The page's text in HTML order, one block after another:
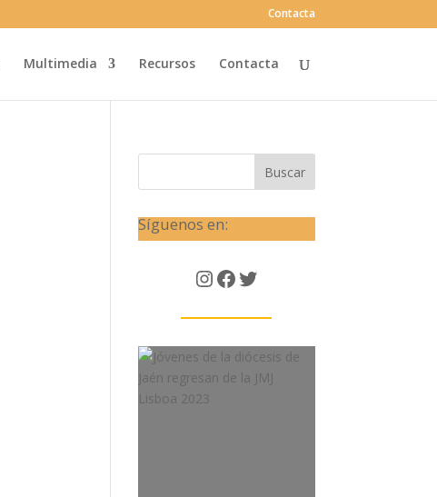
Contacta
Multimedia Recursos Contacta
Buscar
Síguenos en:
Instagram
Facebook
Twitter